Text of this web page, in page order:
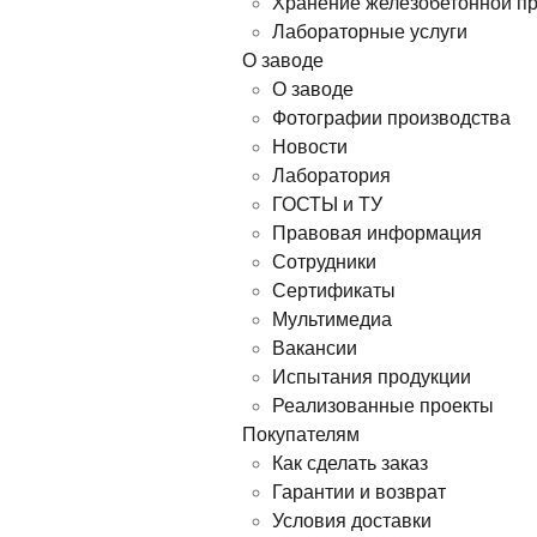
Лабораторные услуги
О заводе
О заводе
Фотографии производства
Новости
Лаборатория
ГОСТЫ и ТУ
Правовая информация
Сотрудники
Сертификаты
Мультимедиа
Вакансии
Испытания продукции
Реализованные проекты
Покупателям
Как сделать заказ
Гарантии и возврат
Условия доставки